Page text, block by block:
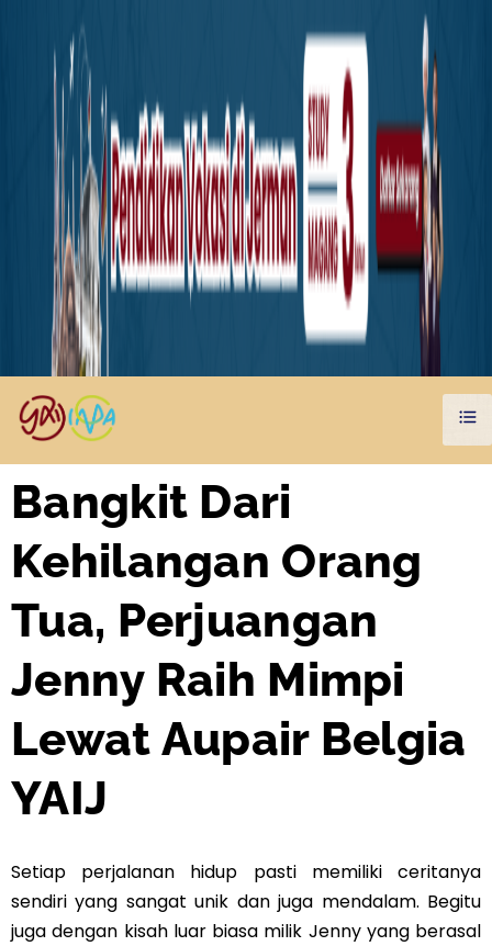
Bangkit Dari
Kehilangan Orang
Tua, Perjuangan
Jenny Raih Mimpi
Lewat Aupair Belgia
YAIJ
Setiap perjalanan hidup pasti memiliki ceritanya
sendiri yang sangat unik dan juga mendalam. Begitu
juga dengan kisah luar biasa milik Jenny yang berasal